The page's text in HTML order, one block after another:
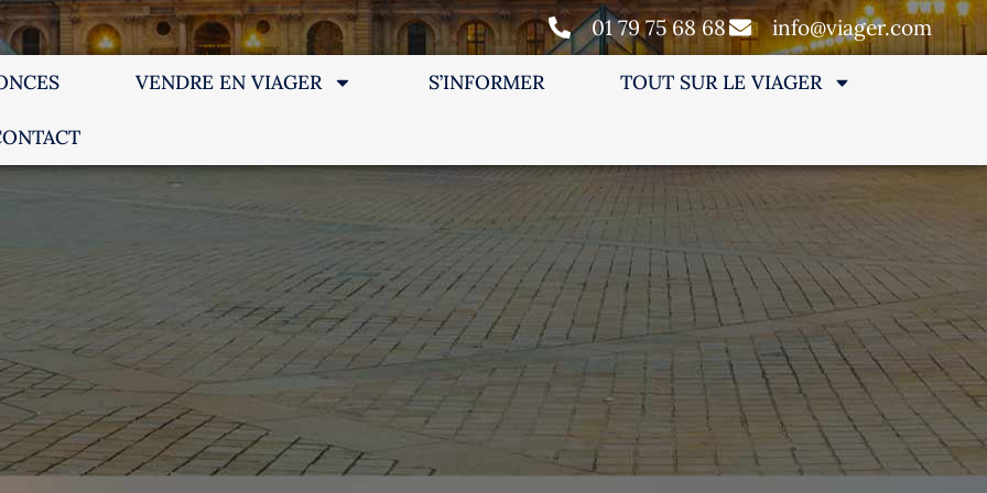
01 79 75 68 68 info@viager.com
VENDRE EN VIAGER S’INFORMER TOUT SUR LE VIAGER